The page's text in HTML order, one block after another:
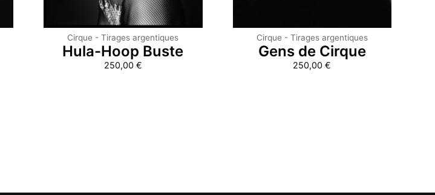
Cirque - Tirages argentiques
Hula-Hoop Buste
250,00 €
Cirque - Tirages argentiques
Gens de Cirque
250,00€